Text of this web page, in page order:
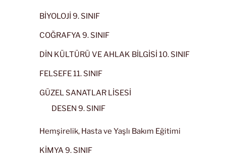
BİYOLOJİ 9. SINIF
COĞRAFYA 9. SINIF
DİN KÜLTÜRÜ VE AHLAK BİLGİSİ 10. SINIF
FELSEFE 11. SINIF
GÜZEL SANATLAR LİSESİ
DESEN 9. SINIF
Hemşirelik, Hasta ve Yaşlı Bakım Eğitimi
KİMYA 9. SINIF